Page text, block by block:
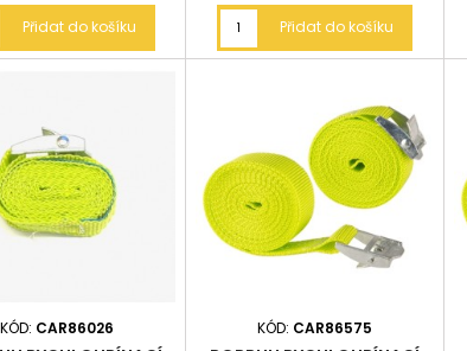
Přidat do košíku Přidat do košíku
KÓD: CAR86026 KÓD: CAR86575